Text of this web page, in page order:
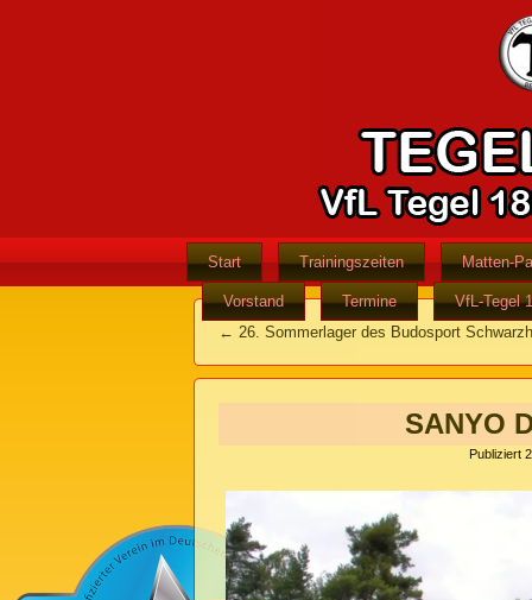
Start Trainingszeiten Matten-
Vorstand Termine
VfL-Tegel
← 26. Sommerlager des Budosport
SANYO
Publiziert